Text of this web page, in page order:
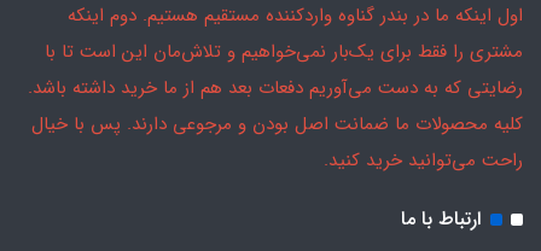
اول اینکه ما در بندر گناوه واردکننده مستقیم هستیم. دوم اینکه
مشتری را فقط برای یک‌بار نمی‌خواهیم و تلاش‌مان این است تا با
رضایتی که به دست می‌آوریم دفعات بعد هم از ما خرید داشته باشد.
کلیه محصولات ما ضمانت اصل بودن و مرجوعی دارند. پس با خیال
راحت می‌توانید خرید کنید.
ارتباط با ما